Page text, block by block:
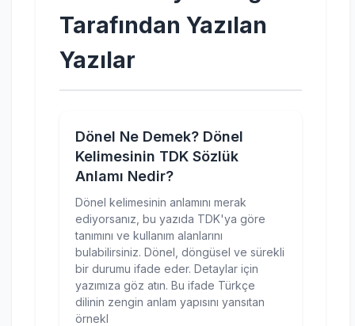
Tarafından Yazılan
Yazılar
Dönel Ne Demek? Dönel
Kelimesinin TDK Sözlük
Anlamı Nedir?
Dönel kelimesinin anlamını merak
ediyorsanız, bu yazıda TDK'ya göre
tanımını ve kullanım alanlarını
bulabilirsiniz. Dönel, döngüsel ve sürekli
bir durumu ifade eder. Detaylar için
yazımıza göz atın. Bu ifade Türkçe
dilinin zengin anlam yapısını yansıtan
örnekl